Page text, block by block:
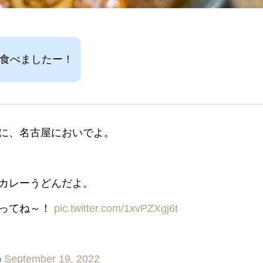
べましたー！
、名古屋においでよ。
レーうどんだよ。
てね～！ pic.twitter.com/1xvPZXgj6t
September 19, 2022